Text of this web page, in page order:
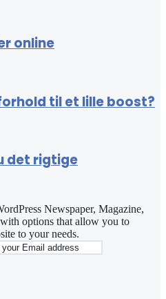
online
til et lille boost?
det rigtige
Newspaper, Magazine,
options that allow you to
to your needs.